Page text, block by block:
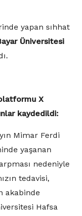
yapan sıhhat
Üniversitesi
X
kaydedildi:
Mimar Ferdi
yaşanan
nedeniyle
tedavisi,
akabinde
Hafsa